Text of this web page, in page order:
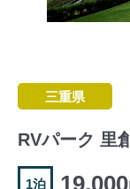
三重県
RVパーク 里
1泊 19,000